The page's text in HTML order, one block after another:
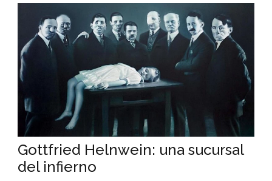
Gottfried Helnwein: una sucursal
del infierno